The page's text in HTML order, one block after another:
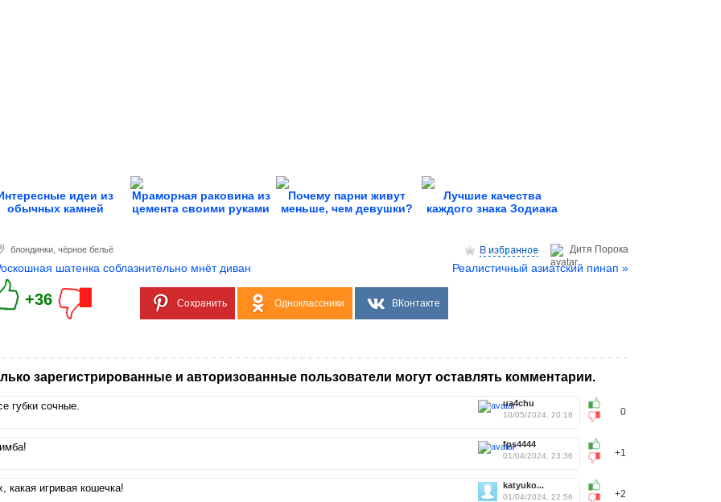
идеи из
обычных камней
Мраморная раковина из
цемента своими руками
Почему парни живут
меньше, чем девушки?
Лучшие качества
каждого знака Зодиака
Дитя Пoрока
блондинки чёрное бельё
шатенка соблазнительно мнёт диван Реалистичный азиатский пинап »
+36 Сохранить Одноклассники ВКонтакте
зарегистрированные и авторизованные пользователи могут оставлять комментарии.
0
ua4chu
10/05/2024, 20:18
губки сочные.
+1
fps4444
01/04/2024, 23:36
+2
katyuko...
01/04/2024, 22:56
какая игривая кошечка!